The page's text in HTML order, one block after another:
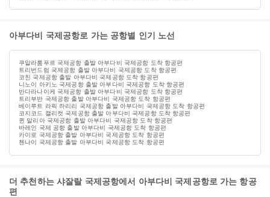
아부다비 국제공항로 가는 공항별 인기 노선
쿠알라룸푸르 국제공항 출발 아부다비 국제공항 도착 항공편
트리번드럼 국제공항 출발 아부다비 국제공항 도착 항공편
코친 국제공항 출발 아부다비 국제공항 도착 항공편
니노이 아키노 국제공항 출발 아부다비 국제공항 도착 항공편
반다라나이케 국제공항 출발 아부다비 국제공항 도착 항공편
트리부반 국제공항 출발 아부다비 국제공항 도착 항공편
베이루트 라픽 하리리 국제공항 출발 아부다비 국제공항 도착 항공편
코지코드 캘리컷 국제공항 출발 아부다비 국제공항 도착 항공편
퀸 알리아 국제공항 출발 아부다비 국제공항 도착 항공편
바레인 국제 공항 출발 아부다비 국제공항 도착 항공편
카이로 국제공항 출발 아부다비 국제공항 도착 항공편
첸나이 국제공항 출발 아부다비 국제공항 도착 항공편
더 추천하는 샤잘랄 국제공항에서 아부다비 국제공항로 가는 항공
편